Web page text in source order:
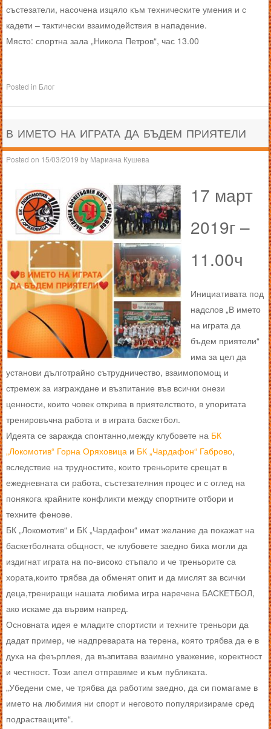
състезатели, насочена изцяло към техническите умения и с
кадети – тактически взаимодействия в нападение.
Място: спортна зала „Никола Петров“, час 13.00
Posted in Блог
В ИМЕТО НА ИГРАТА ДА БЪДЕМ ПРИЯТЕЛИ
Posted on 15/03/2019 by Мариана Кушева
17 март
2019г –
11.00ч
Инициативата под
надслов „В името
на играта да
бъдем приятели“
има за цел да
установи дълготрайно сътрудничество, взаимопомощ и
стремеж за изграждане и възпитание във всички онези
ценности, които човек открива в приятелството, в упоритата
тренировъчна работа и в играта баскетбол.
Идеята се заражда спонтанно,между клубовете на БК
„Локомотив“ Горна Оряховица и БК „Чардафон“ Габрово,
вследствие на трудностите, които треньорите срещат в
ежедневната си работа, състезателния процес и с оглед на
понякога крайните конфликти между спортните отбори и
техните фенове.
БК „Локомотив“ и БК „Чардафон“ имат желание да покажат на
баскетболната общност, че клубовете заедно биха могли да
издигнат играта на по-високо стъпало и че треньорите са
хората,които трябва да обменят опит и да мислят за всички
деца,трениращи нашата любима игра наречена БАСКЕТБОЛ,
ако искаме да вървим напред.
Основната идея е младите спортисти и техните треньори да
дадат пример, че надпреварата на терена, която трябва да е в
духа на феърплея, да възпитава взаимно уважение, коректност
и честност. Този апел отправяме и към публиката.
„Убедени сме, че трябва да работим заедно, да си помагаме в
името на любимия ни спорт и неговото популяризираме сред
подрастващите“.